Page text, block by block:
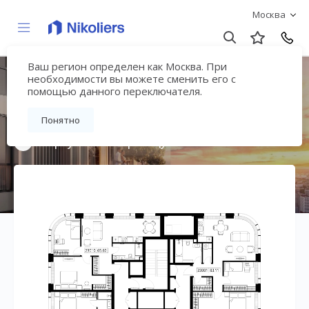
Москва
Ваш регион определен как Москва. При
необходимости вы можете сменить его с
помощью данного переключателя.
Понятно
Мультиквартал
«ВЕЕР»